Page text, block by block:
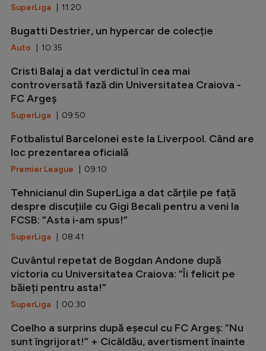
SuperLiga | 11:20
Bugatti Destrier, un hypercar de colecție
Auto | 10:35
Cristi Balaj a dat verdictul în cea mai
controversată fază din Universitatea Craiova -
FC Argeș
SuperLiga | 09:50
Fotbalistul Barcelonei este la Liverpool. Când are
loc prezentarea oficială
Premier League | 09:10
Tehnicianul din SuperLiga a dat cărțile pe față
despre discuțiile cu Gigi Becali pentru a veni la
FCSB: ”Asta i-am spus!”
SuperLiga | 08:41
Cuvântul repetat de Bogdan Andone după
victoria cu Universitatea Craiova: ”Îi felicit pe
băieți pentru asta!”
SuperLiga | 00:30
Coelho a surprins după eșecul cu FC Argeș: ”Nu
sunt îngrijorat!” + Cicâldău, avertisment înainte